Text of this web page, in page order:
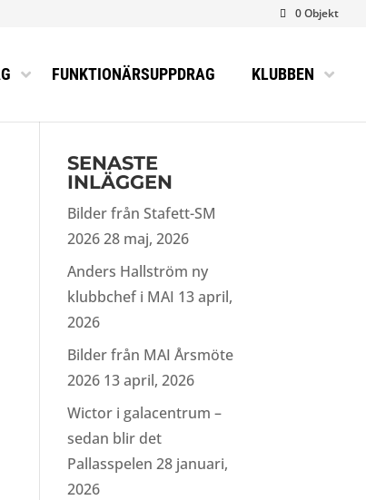
0 Objekt
FUNKTIONÄRSUPPDRAG KLUBBEN
SENASTE
INLÄGGEN
Bilder från Stafett-SM
202628 maj, 2026
Anders Hallström ny
klubbchef i MAI 13 april,
2026
Bilder från MAI Årsmöte
2026 13 april, 2026
Wictor i galacentrum –
sedan blir det
Pallasspelen 28 januari,
2026